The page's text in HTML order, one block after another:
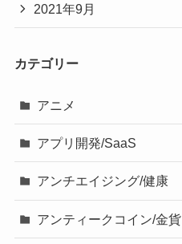
2021年9月
カテゴリー
アニメ
アプリ開発/SaaS
アンチエイジング/健康
アンティークコイン/金貨